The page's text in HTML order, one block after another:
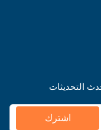
التحديثات
اشترك